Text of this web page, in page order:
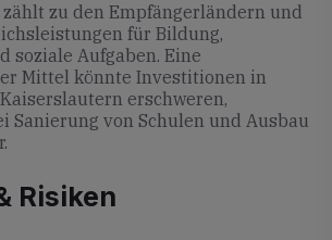
zu den Empfängerländern und
für Bildung,
soziale Aufgaben. Eine
Mittel könnte Investitionen in
erschweren,
Sanierung von Schulen und Ausbau
Risiken